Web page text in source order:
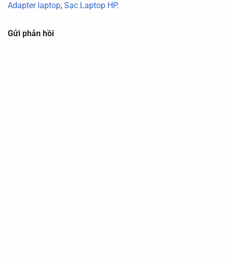
Adapter laptop, Sạc Laptop HP.
Gửi phản hồi